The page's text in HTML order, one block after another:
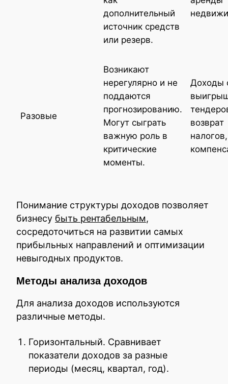
дополнительный
источник средств
или резерв.
Разовые
Возникают
нерегулярно и не
поддаются
прогнозированию.
Могут сыграть
важную роль в
критические
моменты.
Доходы
возврат
налогов,
Понимание структуры доходов позволяет
бизнесу быть рентабельным,
сосредоточиться на развитии самых
прибыльных направлений и оптимизации
невыгодных продуктов.
Методы анализа доходов
Для анализа доходов используются
различные методы.
Горизонтальный. Сравнивает
показатели доходов за разные
периоды (месяц, квартал, год).